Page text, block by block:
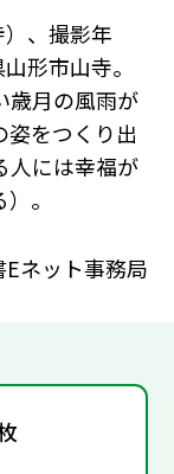
）、撮影年
形市山寺。
歳月の風雨が
姿をつくり出
人には幸福が
。
Eネット事務局